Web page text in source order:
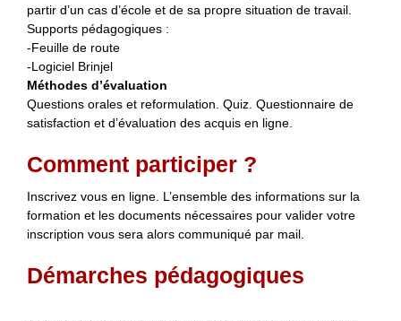
partir d’un cas d’école et de sa propre situation de travail.
Supports pédagogiques :
-Feuille de route
-Logiciel Brinjel
Méthodes d’évaluation
Questions orales et reformulation. Quiz. Questionnaire de
satisfaction et d’évaluation des acquis en ligne.
Comment participer ?
Inscrivez vous en ligne. L’ensemble des informations sur la
formation et les documents nécessaires pour valider votre
inscription vous sera alors communiqué par mail.
Démarches pédagogiques